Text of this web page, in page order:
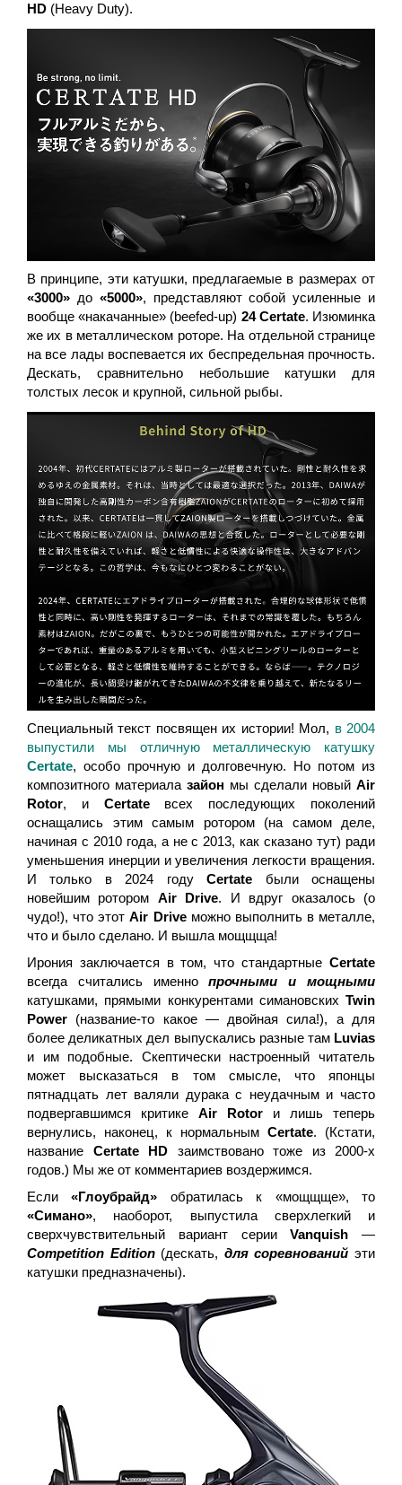
HD (Heavy Duty).
В принципе, эти катушки, предлагаемые в размерах от
«3000» до «5000», представляют собой усиленные и
вообще «накачанные» (beefed-up) 24 Certate. Изюминка
же их в металлическом роторе. На отдельной странице
на все лады воспевается их беспредельная прочность.
Дескать, сравнительно небольшие катушки для
толстых лесок и крупной, сильной рыбы.
Специальный текст посвящен их истории! Мол, в 2004
выпустили мы отличную металлическую катушку
Certate, особо прочную и долговечную. Но потом из
композитного материала зайон мы сделали новый Air
Rotor, и Certateвсех последующих поколений
оснащались этим самым ротором (на самом деле,
начиная с 2010 года, а не с 2013, как сказано тут) ради
уменьшения инерции и увеличения легкости вращения.
И только в 2024 годуCertate были оснащены
новейшим ротором Air Drive. И вдруг оказалось (о
чудо!), что этотAir Driveможно выполнить в металле,
что и было сделано. И вышла мощщща!
Ирония заключается в том, что стандартные Certate
всегда считались именнопрочными и мощными
катушками, прямыми конкурентами симановских Twin
Power (название-то какое — двойная сила!), а для
более деликатных дел выпускались разные там Luvias
и им подобные. Скептически настроенный читатель
может высказаться в том смысле, что японцы
пятнадцать лет валяли дурака с неудачным и часто
подвергавшимся критике Air Rotor и лишь теперь
вернулись, наконец, к нормальным Certate. (Кстати,
название Certate HD заимствовано тоже из 2000-х
годов.) Мы же от комментариев воздержимся.
Если«Глоубрайд» обратилась к «мощщще», то
«Симано», наоборот, выпустила сверхлегкий и
сверхчувствительный вариант серииVanquish —
Competition Edition(дескать, для соревнований эти
катушки предназначены).